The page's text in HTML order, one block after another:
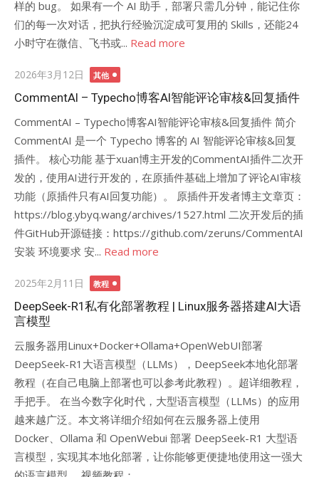
样的 bug。 如果有一个 AI 助手，部署只需几分钟，能记住你
们的每一次对话，把执行经验沉淀成可复用的 Skills，还能24
小时守在微信、飞书或... Read more
Posted
on
2026年3月12日 其他
CommentAI – Typecho博客AI智能评论审核&回复插件
CommentAI – Typecho博客AI智能评论审核&回复插件 简介
CommentAI 是一个 Typecho 博客的 AI 智能评论审核&回复
插件。 核心功能 基于xuan博主开发的CommentAI插件二次开
发的，使用AI进行开发的，在原插件基础上增加了评论AI审核
功能（原插件只有AI回复功能）。 原插件开发者博主文章页：
https://blog.ybyq.wang/archives/1527.html 二次开发后的插
件GitHub开源链接：https://github.com/zeruns/CommentAI
安装 环境要求 安... Read more
Posted
on
2025年2月11日 教程
DeepSeek-R1私有化部署教程 | Linux服务器搭建AI大语
言模型
云服务器用Linux+Docker+Ollama+OpenWebUI部署
DeepSeek-R1大语言模型（LLMs），DeepSeek本地化部署
教程（在自己电脑上部署也可以参考此教程）。超详细教程，
手把手。 在当今数字化时代，大型语言模型（LLMs）的应用
越来越广泛。本文将详细介绍如何在云服务器上使用
Docker、Ollama 和 OpenWebui 部署 DeepSeek-R1 大型语
言模型，实现其本地化部署，让你能够更便捷地使用这一强大